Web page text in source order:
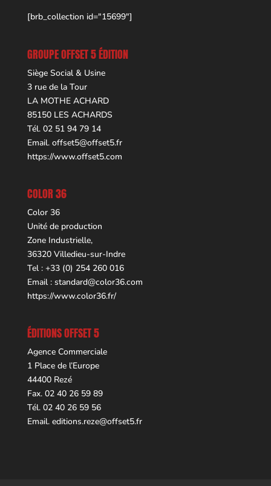
[brb_collection id="15699"]
GROUPE OFFSET 5 ÉDITION
Siège Social & Usine
3 rue de la Tour
LA MOTHE ACHARD
85150 LES ACHARDS
Tél. 02 51 94 79 14
Email. offset5@offset5.fr
https://www.offset5.com
COLOR 36
Color 36
Unité de production
Zone Industrielle,
36320 Villedieu-sur-Indre
Tel : +33 (0) 254 260 016
Email : standard@color36.com
https://www.color36.fr/
ÉDITIONS OFFSET 5
Agence Commerciale
1 Place de l’Europe
44400 Rezé
Fax. 02 40 26 59 89
Tél. 02 40 26 59 56
Email. editions.reze@offset5.fr